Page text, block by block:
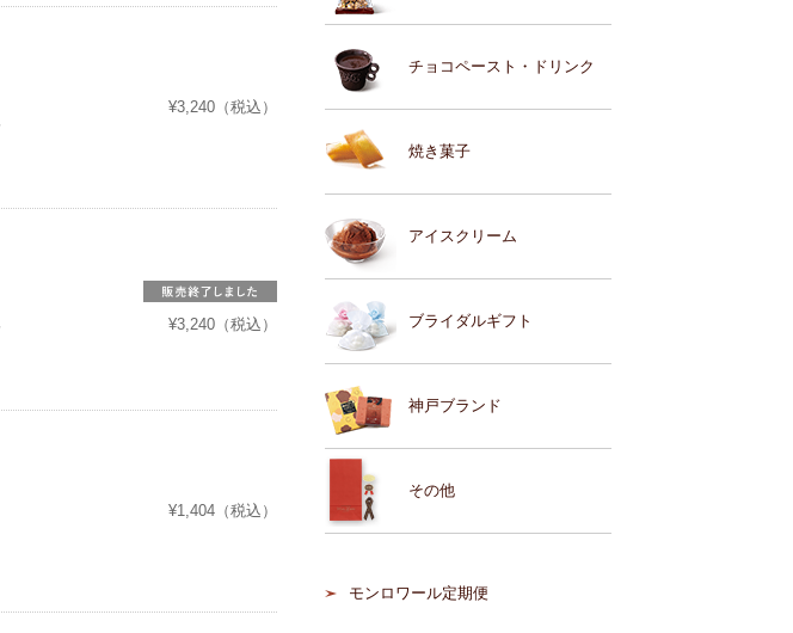
¥3,240（税込）
¥3,240（税込）
¥1,404（税込）
チョコペースト・ドリンク
焼き菓子
アイスクリーム
ブライダルギフト
神戸ブランド
その他
モンロワール定期便